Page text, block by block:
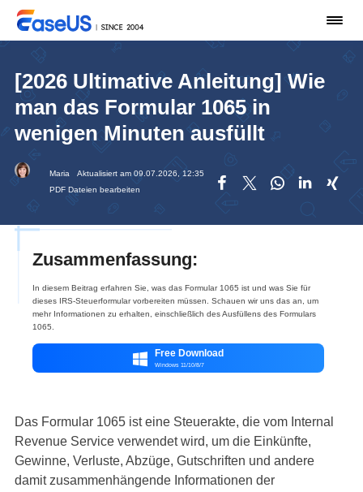
[2026 Ultimative Anleitung] Wie
man das Formular 1065 in
wenigen Minuten ausfüllt
Maria
Aktualisiert am 09.07.2026, 12:35
PDF Dateien bearbeiten
    
Zusammenfassung:
In diesem Beitrag erfahren Sie, was das Formular 1065 ist und was Sie für
dieses IRS-Steuerformular vorbereiten müssen. Schauen wir uns das an, um
mehr Informationen zu erhalten, einschließlich des Ausfüllens des Formulars
1065.
 Free Download
Windows 11/10/8/7
Das Formular 1065 ist eine Steuerakte, die vom Internal
Revenue Service verwendet wird, um die Einkünfte,
Gewinne, Verluste, Abzüge, Gutschriften und andere
damit zusammenhängende Informationen der